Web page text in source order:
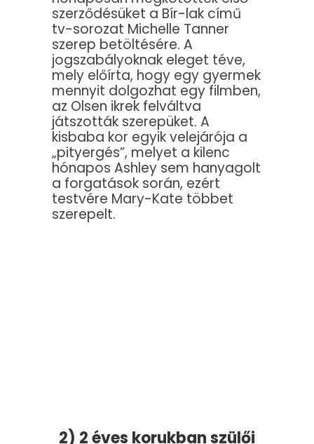
szerződésüket a Bír-lak című
tv-sorozat Michelle Tanner
szerep betöltésére. A
jogszabályoknak eleget téve,
mely előírta, hogy egy gyermek
mennyit dolgozhat egy filmben,
az Olsen ikrek felváltva
játszották szerepüket. A
kisbaba kor egyik velejárója a
„pityergés”, melyet a kilenc
hónapos Ashley sem hanyagolt
a forgatások során, ezért
testvére Mary-Kate többet
szerepelt.
2) 2 éves korukban szülői